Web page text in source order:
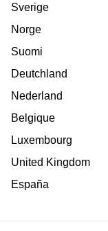
Sverige
Norge
Suomi
Deutchland
Nederland
Belgique
Luxembourg
United Kingdom
España